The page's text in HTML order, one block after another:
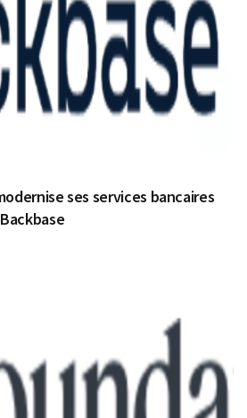
ses services bancaires